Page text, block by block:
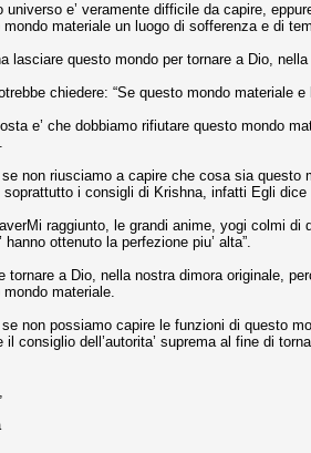
universo e’ veramente difficile da capire,
mondo materiale un luogo di sofferenza e di
lasciare questo mondo per tornare a Dio,
chiedere: “Se questo mondo materiale
e’ che dobbiamo rifiutare questo mondo
non riusciamo a capire che cosa sia questo
soprattutto i consigli di Krishna, infatti Egli dice
raggiunto, le grandi anime, yogi colmi
hanno ottenuto la perfezione piu’ alta”.
tornare a Dio, nella nostra dimora originale,
mondo materiale.
non possiamo capire le funzioni di questo
il consiglio dell’autorita’ suprema al fine di